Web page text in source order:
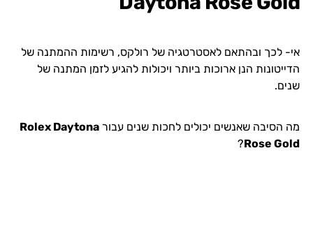
אי- לכך ובהתאם לאסטרטגיה של רולקס, רשימות ההמתנה של
הדייטונות הנן ארוכות ביותר ויכולות להגיע לזמן המתנה של
שנים.
מה הסיבה שאנשים יכולים לחכות שנים עבור Rolex Daytona
Rose Gold
?